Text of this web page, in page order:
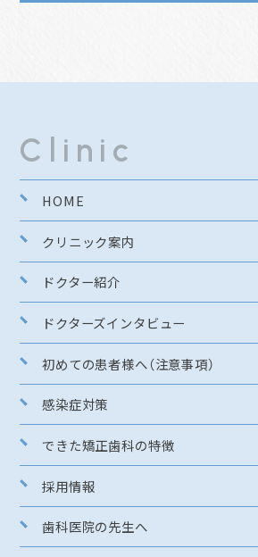
Clinic
HOME
クリニック案内
ドクター紹介
ドクターズインタビュー
初めての患者様へ（注意事項）
感染症対策
できた矯正歯科の特徴
採用情報
歯科医院の先生へ